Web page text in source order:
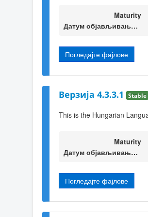
Maturity
Датум објављивања верзије
Погледајте фајлове
Верзија 4.3.3.1 Stable
This is the Hungarian
Maturity
Датум објављивања верзије
Погледајте фајлове